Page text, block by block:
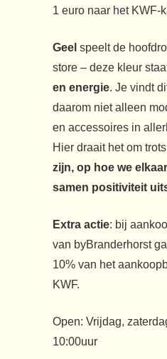
1 euro naar het KWF-
Geel speelt de
store – deze kleur
en energie. Je vindt
daarom niet alleen
en accessoires in
Hier draait het om
zijn, op hoe we
samen positiviteit
Extra actie: bij
van byBranderhorst
10% van het
KWF.
Open: Vrijdag,
10:00uur